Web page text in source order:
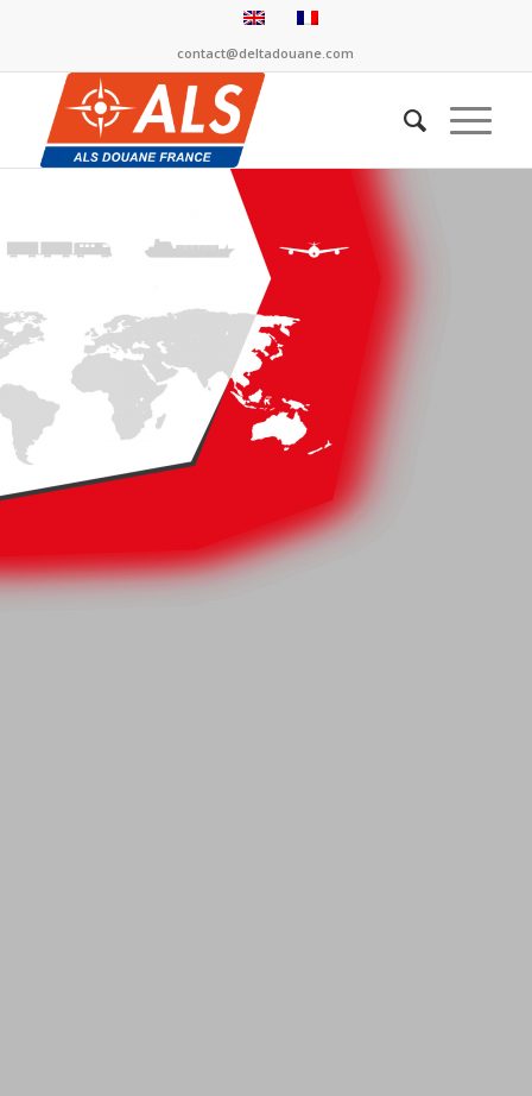
contact@deltadouane.com